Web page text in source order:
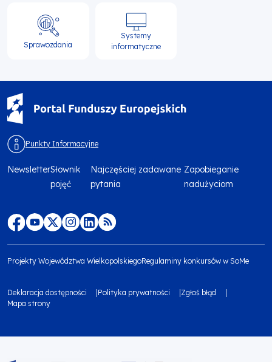
Sprawozdania
Systemy
informatyczne
Punkty Informacyjne
Menu
footer
społecznościowe
top
NewsletterSłownik
pojęć
Najczęściej zadawane
pytania
Zapobieganie
nadużyciom
footer
Projekty Województwa WielkopolskiegoRegulaminy konkursów w SoMe
Menu
footer
Deklaracja dostępności Polityka prywatności
Zgłoś błąd
Mapa strony